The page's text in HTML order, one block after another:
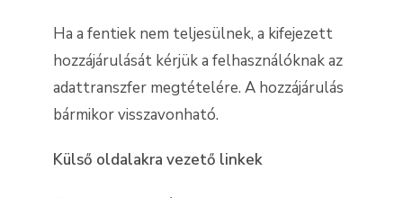
Ha a fentiek nem teljesülnek, a kifejezett
hozzájárulását kérjük a felhasználóknak az
adattranszfer megtételére. A hozzájárulás
bármikor visszavonható.
Külső oldalakra vezető linkek